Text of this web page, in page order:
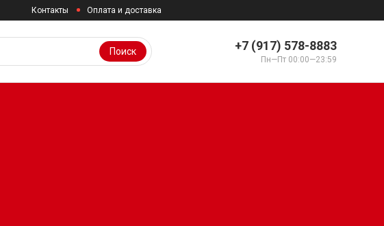
Контакты Оплата и доставка
+7 (917) 578-8883
Пн—Пт 00:00—23:59
Поиск